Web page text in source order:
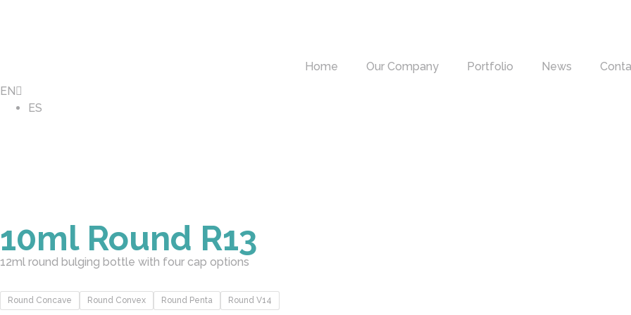
Home Our Company Portfolio News
EN
ES
10ml Round R13
12ml round bulging bottle with four cap options
Round Concave Round Convex Round Penta Round V14